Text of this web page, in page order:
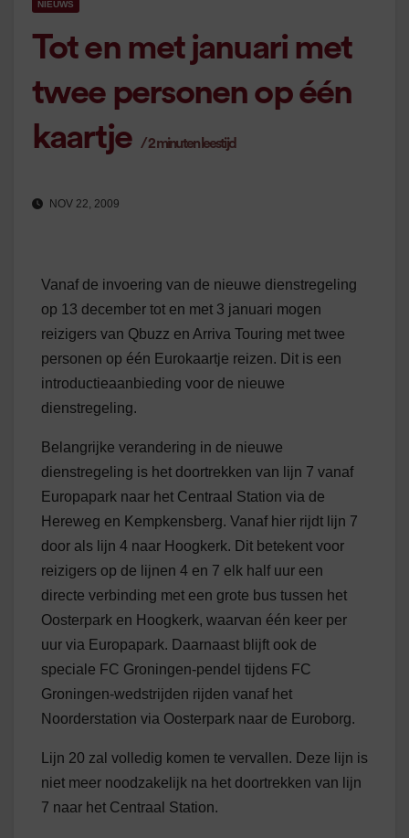
NIEUWS
Tot en met januari met
twee personen op één
kaartje
/2minuten leestijd
NOV 22, 2009
Vanaf de invoering van de nieuwe dienstregeling
op 13 december tot en met 3 januari mogen
reizigers van Qbuzz en Arriva Touring met twee
personen op één Eurokaartje reizen. Dit is een
introductieaanbieding voor de nieuwe
dienstregeling.
Belangrijke verandering in de nieuwe
dienstregeling is het doortrekken van lijn 7 vanaf
Europapark naar het Centraal Station via de
Hereweg en Kempkensberg. Vanaf hier rijdt lijn 7
door als lijn 4 naar Hoogkerk. Dit betekent voor
reizigers op de lijnen 4 en 7 elk half uur een
directe verbinding met een grote bus tussen het
Oosterpark en Hoogkerk, waarvan één keer per
uur via Europapark. Daarnaast blijft ook de
speciale FC Groningen-pendel tijdens FC
Groningen-wedstrijden rijden vanaf het
Noorderstation via Oosterpark naar de Euroborg.
Lijn 20 zal volledig komen te vervallen. Deze lijn is
niet meer noodzakelijk na het doortrekken van lijn
7 naar het Centraal Station.